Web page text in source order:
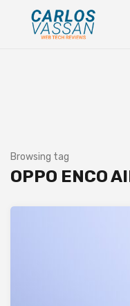
Browsing tag
OPPO ENCO